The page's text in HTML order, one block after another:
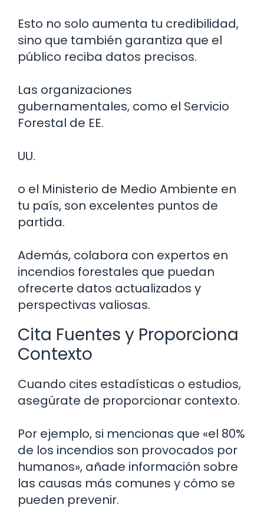
Esto no solo aumenta tu credibilidad,
sino que también garantiza que el
público reciba datos precisos.
Las organizaciones
gubernamentales, como el Servicio
Forestal de EE.
UU.
o el Ministerio de Medio Ambiente en
tu país, son excelentes puntos de
partida.
Además, colabora con expertos en
incendios forestales que puedan
ofrecerte datos actualizados y
perspectivas valiosas.
Cita Fuentes y Proporciona
Contexto
Cuando cites estadísticas o estudios,
asegúrate de proporcionar contexto.
Por ejemplo, si mencionas que «el 80%
de los incendios son provocados por
humanos», añade información sobre
las causas más comunes y cómo se
pueden prevenir.